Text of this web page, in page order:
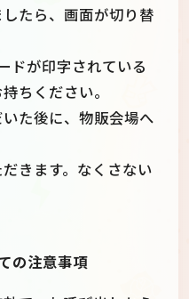
たら、画面が切り替
ドが印字されている
ちください。
た後に、物販会場へ
きます。なくさない
の注意事項